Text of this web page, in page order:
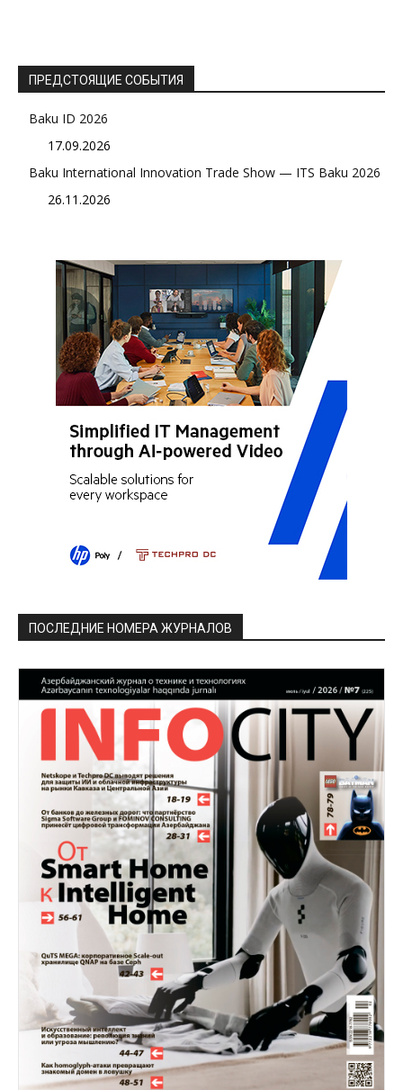
ПРЕДСТОЯЩИЕ СОБЫТИЯ
Baku ID 2026
17.09.2026
Baku International Innovation Trade Show — ITS Baku 2026
26.11.2026
ПОСЛЕДНИЕ НОМЕРА ЖУРНАЛОВ